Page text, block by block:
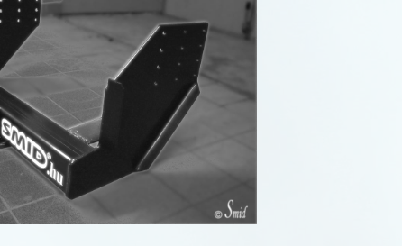
LEAPMOTOR
LEXUS
MAHINDRA
MAZDA
MERCEDES
MINI COOPER
MITSUBISHI
NISSAN
OMODA
OPEL
PEUGEOT
PLYMOUTH